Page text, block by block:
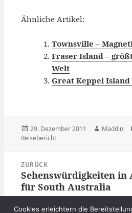
Ähnliche Artikel:
Townsville –
Fraser Island –
Welt
Great Keppel Island
Veröffentlicht
am
29. Dezember 2011 Autor
Maddin
Reisebericht
Beitragsnavigation
ZURÜCK
Vorheriger
Beitrag:
Sehenswürdigkeiten in
für South Australia
Cookies erleichtern die